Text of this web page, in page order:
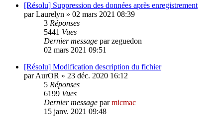
[Résolu] Suppression des données après enregistrement
parLaurelyn » 02 mars 2021 08:39
3 Réponses
5441 Vues
Dernier message parzeguedon
02 mars 2021 09:51
[Résolu] Modification description du fichier
parAurOR » 23 déc. 2020 16:12
5 Réponses
6199 Vues
Dernier message parmicmac
15 janv. 2021 09:48